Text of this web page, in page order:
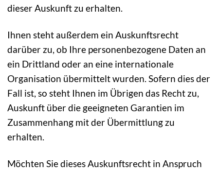
dieser Auskunft zu erhalten.
Ihnen steht außerdem ein Auskunftsrecht
darüber zu, ob Ihre personenbezogene Daten an
ein Drittland oder an eine internationale
Organisation übermittelt wurden. Sofern dies der
Fall ist, so steht Ihnen im Übrigen das Recht zu,
Auskunft über die geeigneten Garantien im
Zusammenhang mit der Übermittlung zu
erhalten.
Möchten Sie dieses Auskunftsrecht in Anspruch